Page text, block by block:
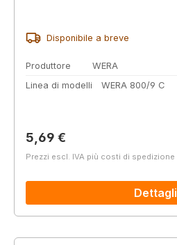
Disponibile a breve
Produttore
WERA
Linea di modelli
WERA 800/9 C
Prezzo normale:
5,69 €
Prezzi escl. IVA più costi di spedizione
Dettagli